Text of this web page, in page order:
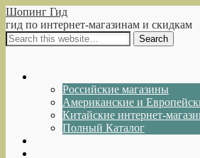
Шопинг Гид
гид по интернет-магазинам и скидкам
Российские магазины
Американские и
Китайские интернет-
Полный Каталог